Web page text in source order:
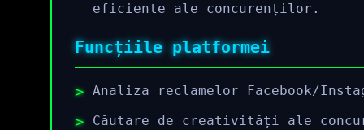
eficiente ale concurenților.
Funcțiile platformei
Analiza reclamelor Facebook/
Căutare de creativități ale